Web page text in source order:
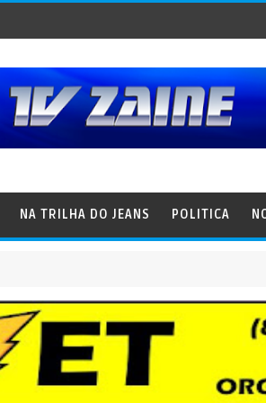
NA TRILHA DO JEANS POLITICA